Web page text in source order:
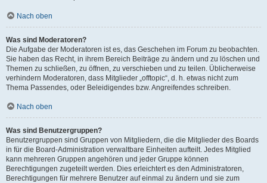
Nach oben
Was sind Moderatoren?
Die Aufgabe der Moderatoren ist es, das Geschehen im Forum zu beobachten.
Sie haben das Recht, in ihrem Bereich Beiträge zu ändern und zu löschen und
Themen zu schließen, zu öffnen, zu verschieben und zu teilen. Üblicherweise
verhindern Moderatoren, dass Mitglieder „offtopic“, d. h. etwas nicht zum
Thema Passendes, oder Beleidigendes bzw. Angreifendes schreiben.
Nach oben
Was sind Benutzergruppen?
Benutzergruppen sind Gruppen von Mitgliedern, die die Mitglieder des Boards
in für die Board-Administration verwaltbare Einheiten aufteilt. Jedes Mitglied
kann mehreren Gruppen angehören und jeder Gruppe können
Berechtigungen zugeteilt werden. Dies erleichtert es den Administratoren,
Berechtigungen für mehrere Benutzer auf einmal zu ändern und sie zum